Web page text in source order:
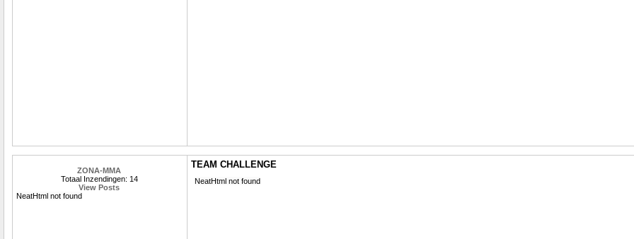
ZONA-MMA
Totaal Inzendingen: 14
View Posts
NeatHtml not found
TEAM CHALLENGE
NeatHtml not found